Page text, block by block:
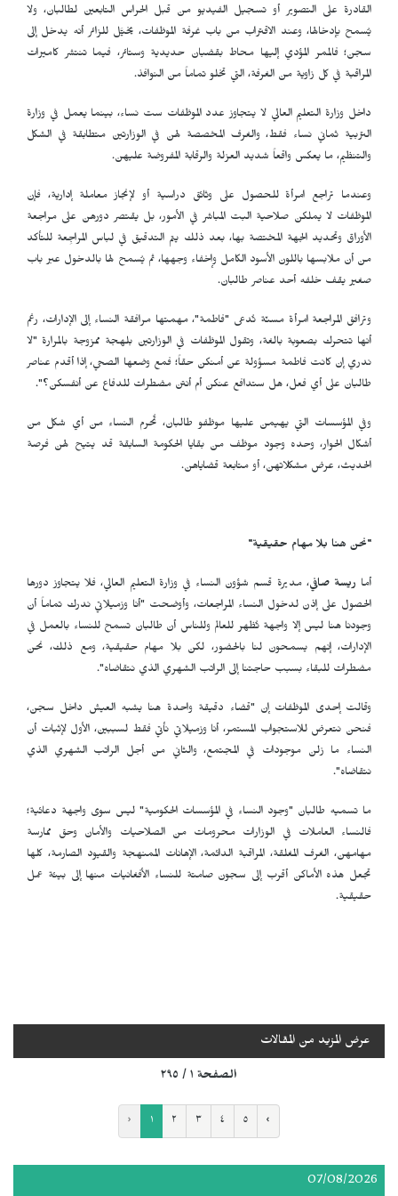
القادرة على التصوير أو تسجيل الفيديو من قبل الحراس التابعين لطالبان، ولا
يُسمح بإدخالها، وعند الاقتراب من باب غرفة الموظفات، يخيَّل للزائر أنه يدخل إلى
سجن؛ فالممر المؤدي إليها محاط بقضبان حديدية وستائر، فيما تنتشر كاميرات
المراقبة في كل زاوية من الغرفة، التي تخلو تماماً من النوافذ.
داخل وزارة التعليم العالي لا يتجاوز عدد الموظفات ست نساء، بينما يعمل في وزارة
التربية ثماني نساء فقط، والغرف المخصصة لهن في الوزارتين متطابقة في الشكل
والتنظيم، ما يعكس واقعاً شديد العزلة والرقابة المفروضة عليهن.
وعندما تراجع امرأة للحصول على وثائق دراسية أو لإنجاز معاملة إدارية، فإن
الموظفات لا يملكن صلاحية البت المباشر في الأمور، بل يقتصر دورهن على مراجعة
الأوراق وتحديد الجهة المختصة بها، بعد ذلك يتم التدقيق في لباس المراجِعة للتأكد
من أن ملابسها باللون الأسود الكامل وإخفاء وجهها، ثم يُسمح لها بالدخول عبر باب
صغير يقف خلفه أحد عناصر طالبان.
وترافق المراجعة امرأة مسنّة تُدعى "فاطمة"، مهمتها مرافقة النساء إلى الإدارات، رغم
أنها تتحرك بصعوبة بالغة، وتقول الموظفات في الوزارتين بلهجة ممزوجة بالمرارة "لا
ندري إن كانت فاطمة مسؤولة عن أمنكن حقاً؛ فمع وضعها الصحي، إذا أقدم عناصر
طالبان على أي فعل، هل ستدافع عنكن أم أنتن مضطرات للدفاع عن أنفسكن؟".
وفي المؤسسات التي يهيمن عليها موظفو طالبان، تُحرم النساء من أي شكل من
أشكال الحوار، وحده وجود موظف من بقايا الحكومة السابقة قد يتيح لهن فرصة
الحديث، عرض مشكلاتهن، أو متابعة قضاياهن.
"نحن هنا بلا مهام حقيقية"
أما ريسة صافي، مديرة قسم شؤون النساء في وزارة التعليم العالي، فلا يتجاوز دورها
الحصول على إذن لدخول النساء المراجعات، وأوضحت "أنا وزميلاتي ندرك تماماً أن
وجودنا هنا ليس إلا واجهة تُظهر للعالم وللناس أن طالبان تسمح للنساء بالعمل في
الإدارات، إنهم يسمحون لنا بالحضور، لكن بلا مهام حقيقية، ومع ذلك، نحن
مضطرات للبقاء بسبب حاجتنا إلى الراتب الشهري الذي نتقاضاه".
وقالت إحدى الموظفات إن "قضاء دقيقة واحدة هنا يشبه العيش داخل سجن،
فنحن نتعرض للاستجواب المستمر، أنا وزميلاتي نأتي فقط لسببين، الأول لإثبات أن
النساء ما زلن موجودات في المجتمع، والثاني من أجل الراتب الشهري الذي
نتقاضاه".
ما تسميه طالبان "وجود النساء في المؤسسات الحكومية" ليس سوى واجهة دعائية؛
فالنساء العاملات في الوزارات محرومات من الصلاحيات والأمان وحق ممارسة
مهامهن، الغرف المغلقة، المراقبة الدائمة، الإهانات الممنهجة والقيود الصارمة، كلها
تجعل هذه الأماكن أقرب إلى سجون صامتة للنساء الأفغانيات منها إلى بيئة عمل
حقيقية.
عرض المزيد من المقالات
الصفحة ١ / ٢٩٥
‹ ١ ٢ ٣ ٤ ٥ ›
07/08/2026